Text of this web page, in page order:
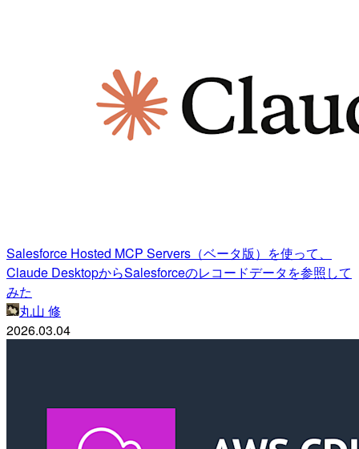
Salesforce Hosted MCP Servers（ベータ版）を使って、
Claude DesktopからSalesforceのレコードデータを参照して
みた
丸山 修
2026.03.04